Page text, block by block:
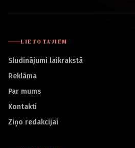
LIETOTĀJIEM
Sludinājumi laikrakstā
Reklāma
Par mums
Kontakti
Ziņo redakcijai